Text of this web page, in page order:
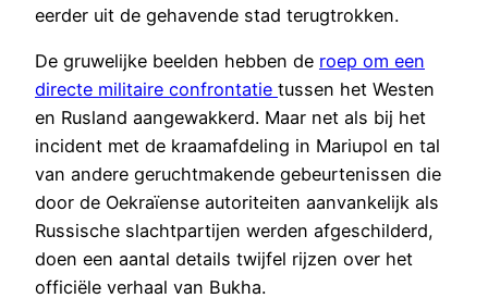
eerder uit de gehavende stad terugtrokken.
De gruwelijke beelden hebben de roep om een
directe militaire confrontatie tussen het Westen
en Rusland aangewakkerd. Maar net als bij het
incident met de kraamafdeling in Mariupol en tal
van andere geruchtmakende gebeurtenissen die
door de Oekraïense autoriteiten aanvankelijk als
Russische slachtpartijen werden afgeschilderd,
doen een aantal details twijfel rijzen over het
officiële verhaal van Bukha.